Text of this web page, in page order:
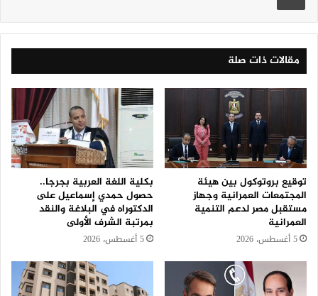
مقالات ذات صلة
توقيع بروتوكول بين هيئة
المجتمعات العمرانية وجهاز
مستقبل مصر لدعم التنمية
العمرانية
5 أغسطس، 2026
بكلية اللغة العربية بجرجا..
حصول حمدي إسماعيل على
الدكتوراه في البلاغة والنقد
بمرتبة الشرف الأولى
5 أغسطس، 2026